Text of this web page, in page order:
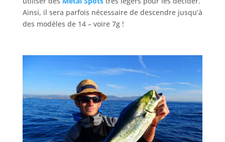
Ainsi, il sera parfois nécessaire de descendre jusqu’à
des modèles de 14 – voire 7g !